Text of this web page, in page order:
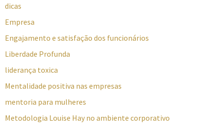
dicas
Empresa
Engajamento e satisfação dos funcionários
Liberdade Profunda
liderança toxica
Mentalidade positiva nas empresas
mentoria para mulheres
Metodologia Louise Hay no ambiente corporativo